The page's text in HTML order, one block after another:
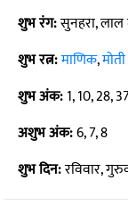
शुभ रंग:सुनहरा,
शुभ रत्न:माणिक,मोती
शुभ अंक:1, 10, 28,
अशुभ अंक:6, 7, 8
शुभ दिन:रविवार,